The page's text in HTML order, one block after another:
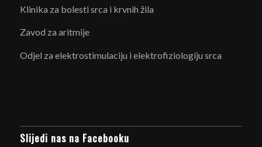
Klinika za bolesti srca i krvnih žila
Zavod za aritmije
Odjel za elektrostimulaciju i elektrofiziologiju srca
Slijedi nas na Facebooku